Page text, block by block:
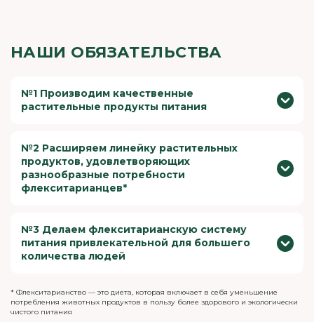
НАШИ ОБЯЗАТЕЛЬСТВА
№1 Производим качественные
растительные продукты питания
Nutriscore – к 2025 году
100% продуктов не содержат нежелательных
добавок — к 2030 году
Наши продукты имеют превосходный вкус
технологиям
№2 Расширяем линейку растительных
продуктов, удовлетворяющих
разнообразные потребности
флекситарианцев*
каждый год
20% выручки за счёт категории готовых
растительных блюд — к 2030 году
№3 Делаем флекситарианскую систему
питания привлекательной для большего
количества людей
мире продвигают растительное питание
через специальные программы — к 2030 году
* Флекситарианство — это диета, которая включает в себя уменьшение
потребления животных продуктов в пользу более здорового и экологически
чистого питания